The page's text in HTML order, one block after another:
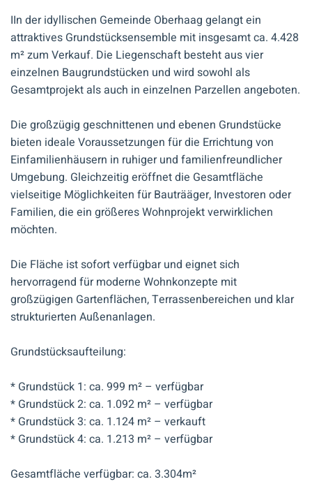
IIn der idyllischen Gemeinde Oberhaag gelangt ein
attraktives Grundstücksensemble mit insgesamt ca. 4.428
m² zum Verkauf. Die Liegenschaft besteht aus vier
einzelnen Baugrundstücken und wird sowohl als
Gesamtprojekt als auch in einzelnen Parzellen angeboten.
Die großzügig geschnittenen und ebenen Grundstücke
bieten ideale Voraussetzungen für die Errichtung von
Einfamilienhäusern in ruhiger und familienfreundlicher
Umgebung. Gleichzeitig eröffnet die Gesamtfläche
vielseitige Möglichkeiten für Bauträäger, Investoren oder
Familien, die ein größeres Wohnprojekt verwirklichen
möchten.
Die Fläche ist sofort verfügbar und eignet sich
hervorragend für moderne Wohnkonzepte mit
großzügigen Gartenflächen, Terrassenbereichen und klar
strukturierten Außenanlagen.
Grundstücksaufteilung:
* Grundstück 1: ca. 999 m² – verfügbar
* Grundstück 2: ca. 1.092 m² – verfügbar
* Grundstück 3: ca. 1.124 m² – verkauft
* Grundstück 4: ca. 1.213 m² – verfügbar
Gesamtfläche verfügbar: ca. 3.304m²